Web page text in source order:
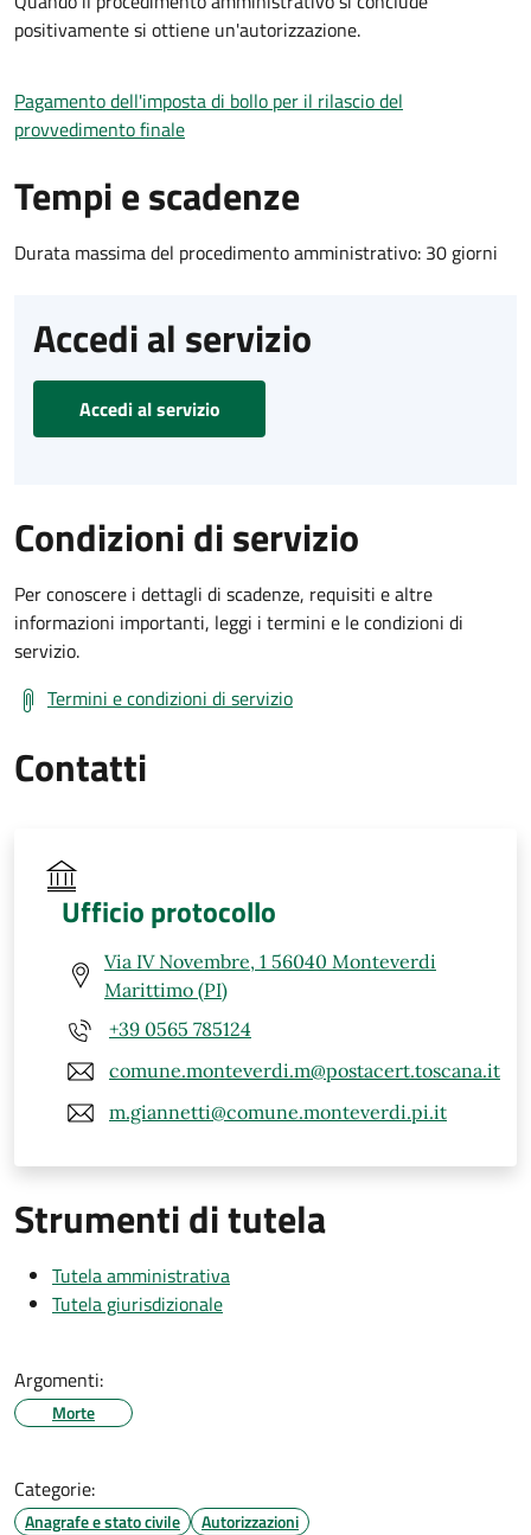
positivamente si ottiene un'autorizzazione.
Pagamento dell'imposta di bollo per il rilascio del
provvedimento finale
Tempi e scadenze
Durata massima del procedimento amministrativo: 30 giorni
Accedi al servizio
Accedi al servizio
Condizioni di servizio
Per conoscere i dettagli di scadenze, requisiti e altre
informazioni importanti, leggi i termini e le condizioni di
servizio.
Termini e condizioni di servizio
Contatti
Ufficio protocollo
Via IV Novembre, 1 56040 Monteverdi
Marittimo (PI)
+39 0565 785124
comune.monteverdi.m@postacert.toscana.it
m.giannetti@comune.monteverdi.pi.it
Strumenti di tutela
Tutela amministrativa
Tutela giurisdizionale
Argomenti:
Morte
Categorie:
Anagrafe e stato civile Autorizzazioni